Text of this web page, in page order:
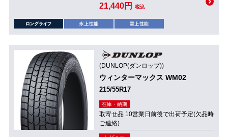
21,440円 税込
(DUNLOP(ダンロップ))
ウィンターマックス WM02
215/55R17
在庫・納期
取寄せ品 10営業日前後で出荷予定(欠品時
ご連絡)